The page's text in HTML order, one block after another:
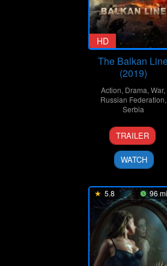
HD
The Balkan
(2019)
Action, Drama, War,
Russian Federation,
Serbia
21
Mar
2019
Andrey
Volgin
TRAILER
WATCH
5.8 96